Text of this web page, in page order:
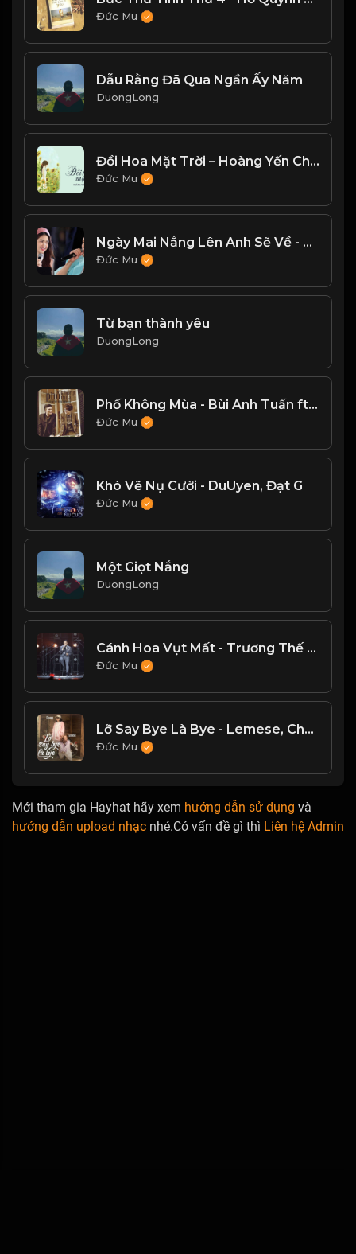
Đức Mu
Dẫu Rằng Đã Qua Ngần Ấy Năm
DuongLong
Đồi Hoa Mặt Trời – Hoàng Yến Chibi
Đức Mu
Ngày Mai Nắng Lên Anh Sẽ Về - Anh Tú, Hòa Minzy
Đức Mu
Từ bạn thành yêu
DuongLong
Phố Không Mùa - Bùi Anh Tuấn ft Dương Trường Giang
Đức Mu
Khó Vẽ Nụ Cười - DuUyen, Đạt G
Đức Mu
Một Giọt Nắng
DuongLong
Cánh Hoa Vụt Mất - Trương Thế Vinh
Đức Mu
Lỡ Say Bye Là Bye - Lemese, Changg
Đức Mu
Mới tham gia Hayhat hãy xem hướng dẫn sử dụng và
hướng dẫn upload nhạc nhé.Có vấn đề gì thì Liên hệ Admin